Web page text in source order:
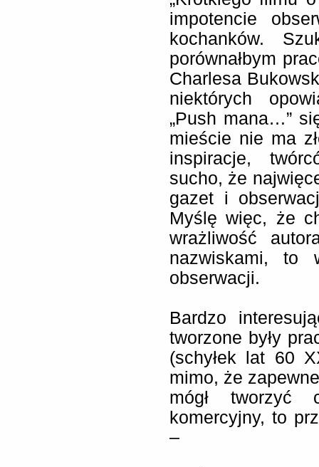
impotencie
kochanków.
porównałbym
Charlesa
niektórych
„Push mana…”
mieście nie ma
inspiracje,
sucho, że
gazet i
Myślę więc, że
wrażliwość
nazwiskami, to
obserwacji.
Bardzo
tworzone były
(schyłek lat 60
mimo, że
mógł tworzyć
komercyjny, to
–